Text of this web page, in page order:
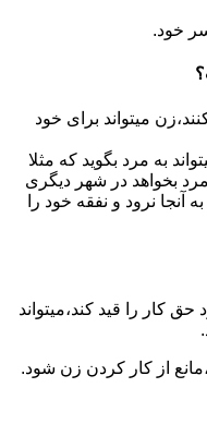
خود.
میتواند برای خود
به مرد بگوید که مثلا
بخواهد در شهر دیگری
آنجا نرود و نفقه خود را
کار را قید کند،میتواند
از کار کردن زن شود.